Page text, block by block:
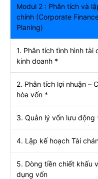
Modul 2 : Phân tích và
chính (Corporate
Planing)
1. Phân tích tình hình tài
kinh doanh *
2. Phân tích lợi nhuận –
hòa vốn *
3. Quản lý vốn lưu động
4. Lập kế hoạch Tài
5. Dòng tiền chiết khấu
dụng vốn